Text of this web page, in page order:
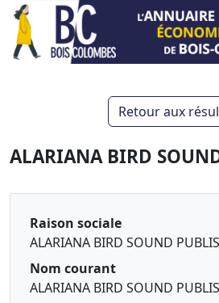
Retour aux
ALARIANA BIRD
Raison sociale
ALARIANA BIRD SOUND
Nom courant
ALARIANA BIRD SOUND